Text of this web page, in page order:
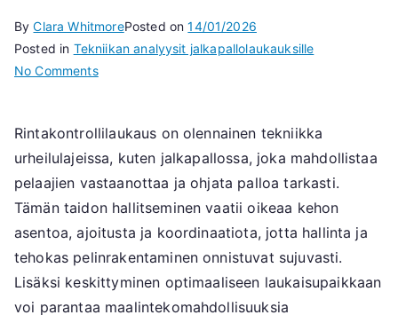
ByClara WhitmorePosted on14/01/2026
Posted in Tekniikan analyysit jalkapallolaukauksille
No Commentson
Asettelu,
Suoritus
Rintakontrollilaukaus on olennainen tekniikka
urheilulajeissa, kuten jalkapallossa, joka mahdollistaa
pelaajien vastaanottaa ja ohjata palloa tarkasti.
Tämän taidon hallitseminen vaatii oikeaa kehon
asentoa, ajoitusta ja koordinaatiota, jotta hallinta ja
tehokas pelinrakentaminen onnistuvat sujuvasti.
Lisäksi keskittyminen optimaaliseen laukaisupaikkaan
voi parantaa maalintekomahdollisuuksia